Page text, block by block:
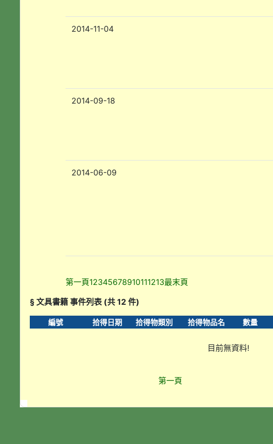
2014-11-04
2014-09-18
2014-06-09
第一頁12345678910111213最末頁
§ 文具書籍 事件列表 (共 12 件)
編號 拾得日期 拾得物類別 拾得物品名 數量
目前無資料!
第一頁